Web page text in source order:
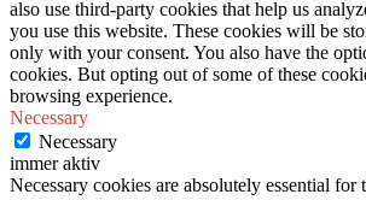
also use third-party cookies that help us
you use this website. These cookies will be
only with your consent. You also have the
cookies. But opting out of some of these
browsing experience.
Necessary
Necessary
immer aktiv
Necessary cookies are absolutely essential for